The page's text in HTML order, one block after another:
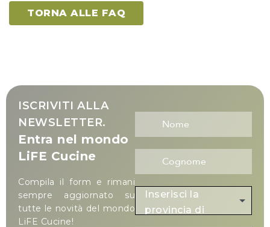
TORNA ALLE FAQ
ISCRIVITI ALLA
NEWSLETTER.
Entra nel mondo
LiFE Cucine
Compila il form e rimani
sempre aggiornato su
tutte le novità del mondo
LiFE Cucine!
Inserisci la
provincia di